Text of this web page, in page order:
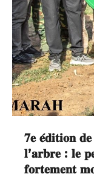
𝟕𝐞 𝐞́𝐝𝐢𝐭𝐢𝐨𝐧
𝐥’𝐚𝐫𝐛𝐫𝐞 :
𝐟𝐨𝐫𝐭𝐞𝐦𝐞𝐧𝐭